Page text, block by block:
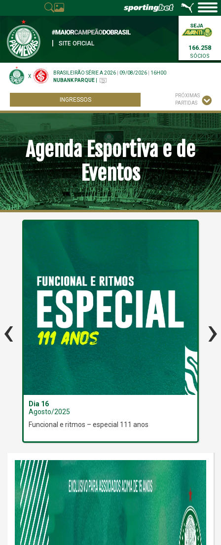
SITE OFICIAL
166.258
SÓCIOS
X
BRASILEIRÃO SÉRIE A 2026 09/08/2026
16H00
NUBANK PARQUE
INGRESSOS
PRÓXIMAS
PARTIDAS
Agenda Esportiva e de
Eventos
Dia 16
Agosto/2025
Funcional e ritmos – especial 111 anos
‹ ›